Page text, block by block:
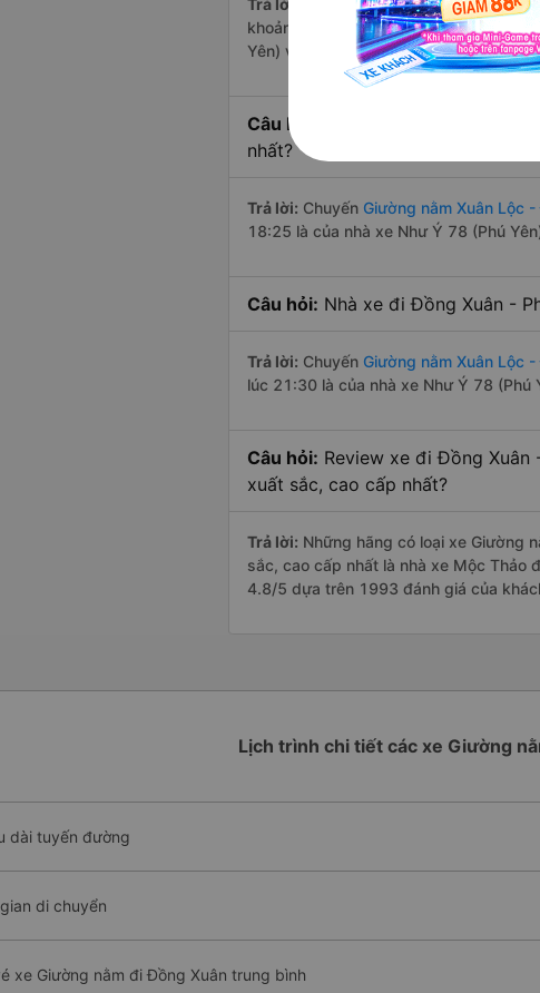
Trả lời: Tuyến đườngxe Giường nằm
khoảng 6 chuyến trênVexere.combắt
Yên) vận hành. Các giờ xe chạy có
Câu hỏi:
Nhà xe Giường nằm đi
nhất?
Trả lời: Chuyến Giường nằm Xuân Lộc
18:25 là của nhà xe Như Ý 78 (Phú
Câu hỏi: Nhà xe đi Đồng Xuân -
Trả lời: Chuyến Giường nằm Xuân Lộc
lúc 21:30 là của nhà xe Như Ý 78 (Phú
Câu hỏi: Review xe đi Đồng
xuất sắc, cao cấp nhất?
Trả lời: Những hãng có loại xe Giường
sắc, cao cấp nhất là nhà xe Mộc Thảo
4.8/5 dựa trên 1993 đánh giá của
Lịch trình chi tiết các xe Giường
dài tuyến đường
di chuyển
xe Giường nằm đi Đồng Xuân trung bình